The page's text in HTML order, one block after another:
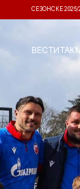
СЕЗОНСКЕ 2026/
ВЕСТИ